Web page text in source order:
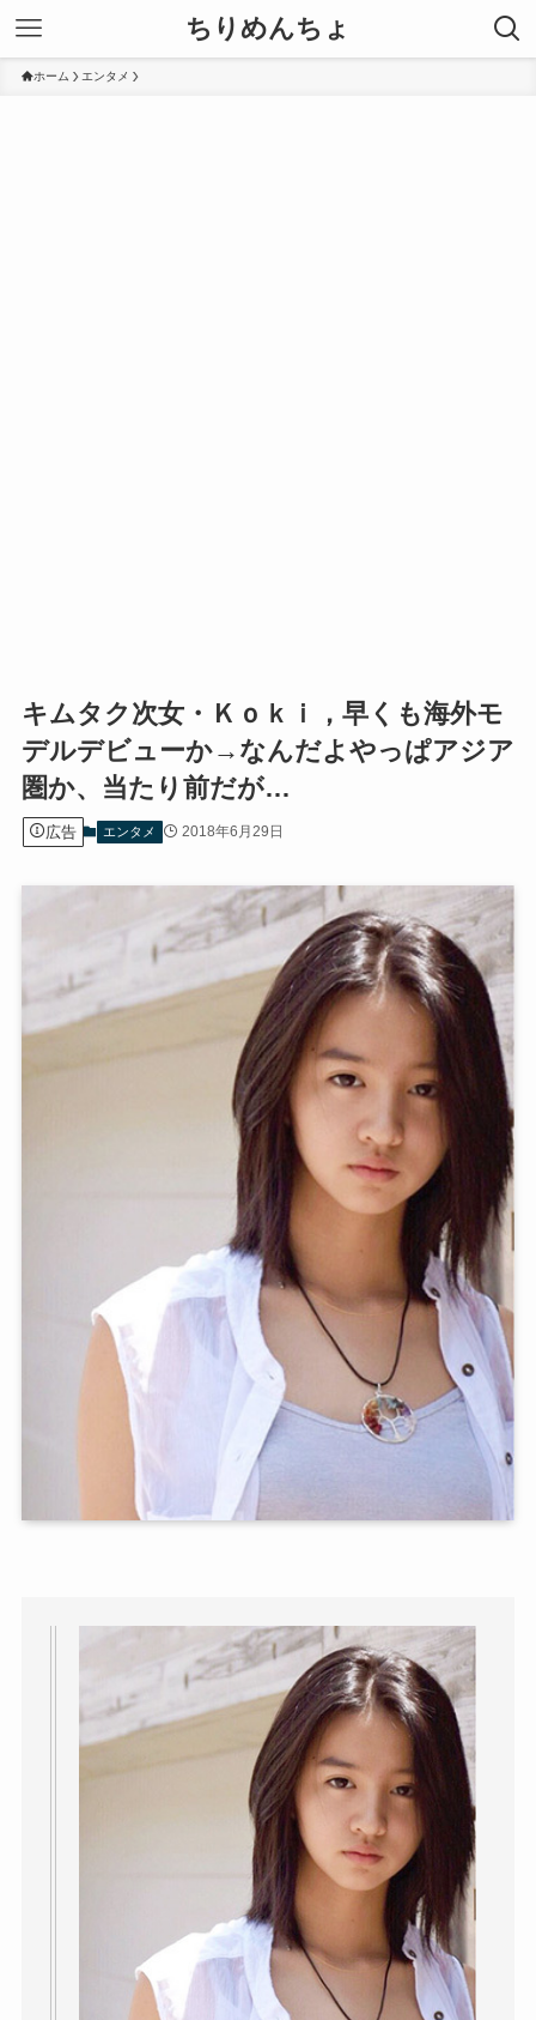
ちりめんちょ
ホーム エンタメ
キムタク次女・Ｋｏｋｉ，早くも海外モ
デルデビューか→なんだよやっぱアジア
圏か、当たり前だが…
広告 エンタメ 2018年6月29日